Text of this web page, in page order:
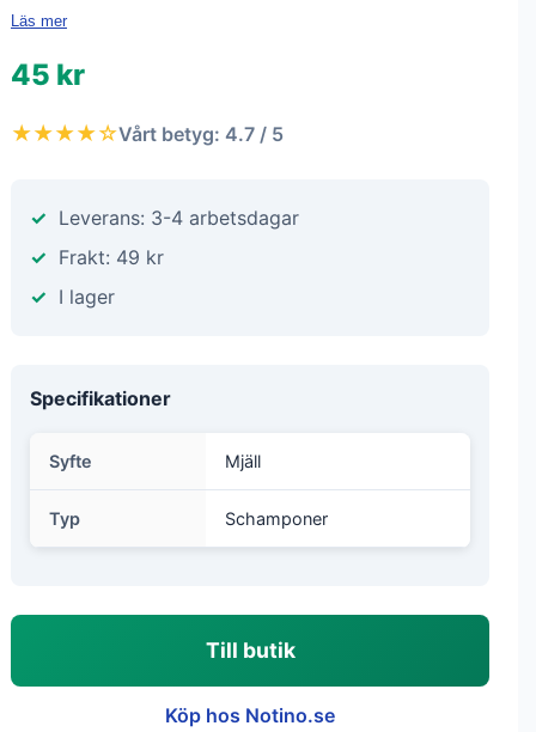
Läs mer
45 kr
★★★★☆Vårt betyg: 4.7 / 5
Leverans: 3-4 arbetsdagar
Frakt: 49 kr
I lager
Specifikationer
Syfte Mjäll
Typ Schamponer
Till butik
Köp hos Notino.se